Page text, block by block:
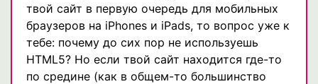
твой сайт в первую очередь для мобильных
браузеров на iPhones и iPads, то вопрос уже к
тебе: почему до сих пор не используешь
HTML5? Но если твой сайт находится где-то
по средине (как в общем-то большинство